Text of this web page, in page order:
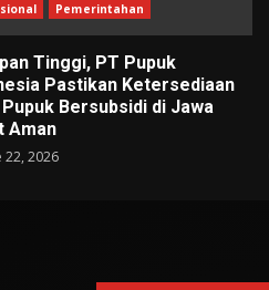
Pemerintahan
Tinggi, PT Pupuk
Pastikan Ketersediaan
Bersubsidi di Jawa
Aman
22, 2026